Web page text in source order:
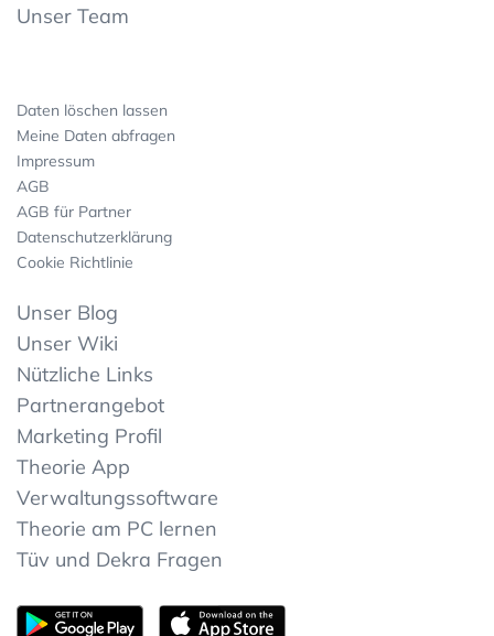
Unser Team
Daten löschen lassen
Meine Daten abfragen
Impressum
AGB
AGB für Partner
Datenschutzerklärung
Cookie Richtlinie
Unser Blog
Unser Wiki
Nützliche Links
Partnerangebot
Marketing Profil
Theorie App
Verwaltungssoftware
Theorie am PC lernen
Tüv und Dekra Fragen